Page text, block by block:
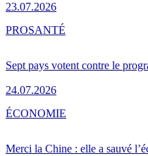
23.07.2026
Sept pays votent contre le
24.07.2026
PROSANTÉ
Merci la Chine : elle a sauvé
ÉCONOMIE